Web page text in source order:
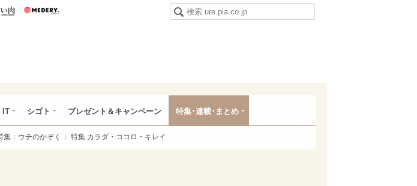
ン うまい肉
IT シゴト プレゼント＆キャンペーン 特集･連載･まとめ
集：ウチのかぞく 特集 カラダ・ココロ・キレイ